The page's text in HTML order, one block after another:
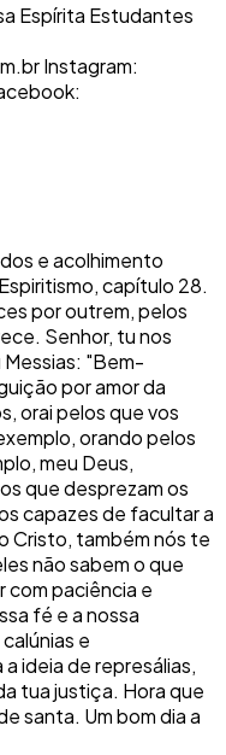
Espírita Estudantes
Instagram:
e acolhimento
capítulo 28.
por outrem, pelos
Senhor, tu nos
"Bem-
por amor da
orai pelos que vos
orando pelos
meu Deus,
que desprezam os
capazes de facultar a
Cristo, também nós te
não sabem o que
paciência e
fé e a nossa
e
ideia de represálias,
tua justiça. Hora que
santa. Um bom dia a